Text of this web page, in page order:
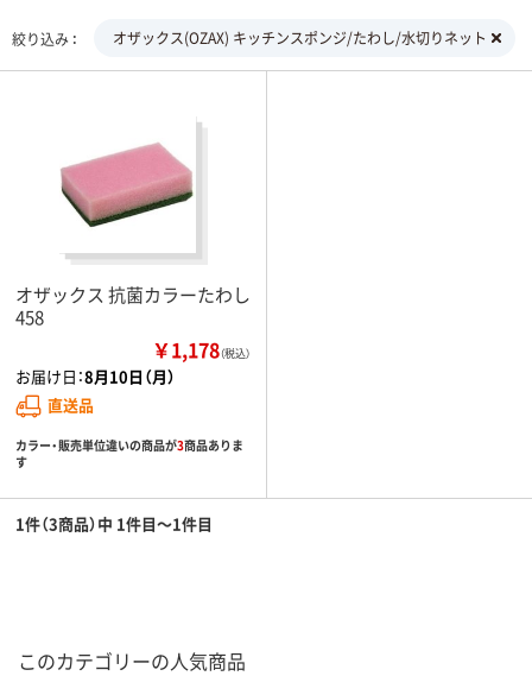
絞り込み オザックス(OZAX) キッチンスポンジ/たわし/水切りネット
オザックス 抗菌カラーたわし
458
￥1,178（税込）
お届け日：8月10日（月）
直送品
カラー・販売単位違いの商品が3商品ありま
す
1件（3商品）中 1件目～1件目
このカテゴリーの人気商品